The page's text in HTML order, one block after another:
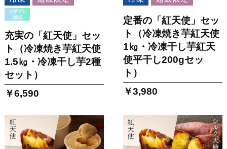
充実の「紅天使」セッ
ト（冷凍焼き芋紅天使
1.5㎏・冷凍干し芋2種
セット）
￥6,590
定番の「紅天使」セッ
ト（冷凍焼き芋紅天使
1㎏・冷凍干し芋紅天
使平干し200gセッ
ト）
￥3,980